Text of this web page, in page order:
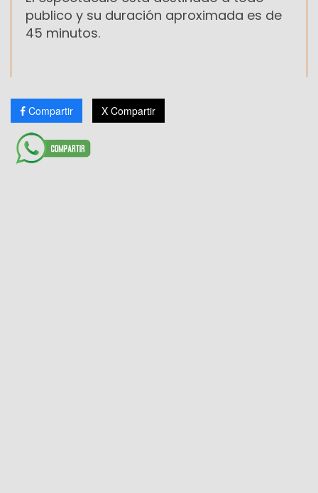
publico y su duración aproximada es de
45 minutos.
Compartir X Compartir